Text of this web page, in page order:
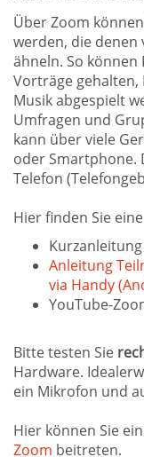
Über Zoom
werden, die denen
ähneln. So
Vorträge
Musik abgespielt
Umfragen und
kann über viele
oder Smartphone.
Telefon
Hier finden Sie eine
Anleitung
via Handy
YouTube-
Bitte testen Sie
Hardware.
ein Mikrofon und
Hier können Sie
Zoom beitreten.